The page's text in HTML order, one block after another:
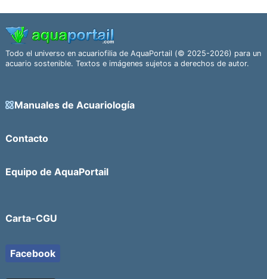
Todo el universo en acuariofilia de AquaPortail (© 2025-2026) para un
acuario sostenible. Textos e imágenes sujetos a derechos de autor.
Manuales de Acuariología
Contacto
Equipo de AquaPortail
Carta-CGU
Facebook